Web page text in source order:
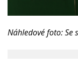
Náhledové foto: Se